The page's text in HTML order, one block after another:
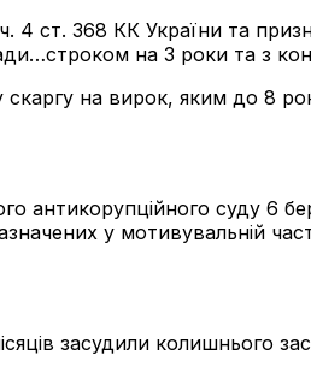
ст. 368 КК України та
на 3 роки та з
на вирок, яким до 8
антикорупційного суду 6
у мотивувальній
засудили колишнього